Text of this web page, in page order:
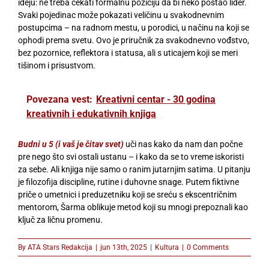
ideju: ne treba čekati formalnu poziciju da bi neko postao lider.
Svaki pojedinac može pokazati veličinu u svakodnevnim
postupcima – na radnom mestu, u porodici, u načinu na koji se
ophodi prema svetu. Ovo je priručnik za svakodnevno vođstvo,
bez pozornice, reflektora i statusa, ali s uticajem koji se meri
tišinom i prisustvom.
Povezana vest: Kreativni centar - 30 godina
kreativnih i edukativnih knjiga
Budni u 5 (i vaš je čitav svet) uči nas kako da nam dan počne
pre nego što svi ostali ustanu – i kako da se to vreme iskoristi
za sebe. Ali knjiga nije samo o ranim jutarnjim satima. U pitanju
je filozofija discipline, rutine i duhovne snage. Putem fiktivne
priče o umetnici i preduzetniku koji se sreću s ekscentričnim
mentorom, Šarma oblikuje metod koji su mnogi prepoznali kao
ključ za ličnu promenu.
By ATA Stars Redakcija jun 13th, 2025 Kultura 0 Comments